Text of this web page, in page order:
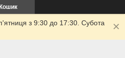
Кошик
з 9:30 до 17:30. Субота